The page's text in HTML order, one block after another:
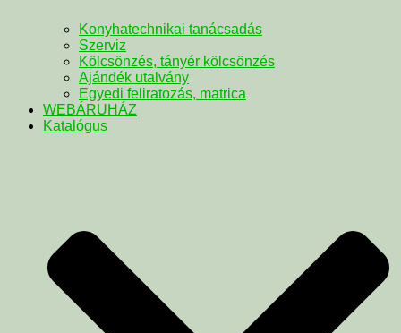
Konyhatechnikai tanácsadás
Szerviz
Kölcsönzés, tányér kölcsönzés
Ajándék utalvány
Egyedi feliratozás, matrica
WEBÁRUHÁZ
Katalógus